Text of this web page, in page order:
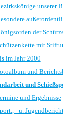
unserer
der
mit
im Jahr 2000
und
und
und Ergebnisse
- u.